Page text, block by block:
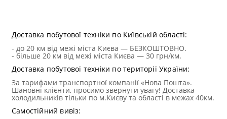
Доставка побутової техніки по Київській області:
- до 20 км від межі міста Києва — БЕЗКОШТОВНО.
- більше 20 км від межі міста Києва — 30 грн/км.
Доставка побутової техніки по території України:
За тарифами транспортної компанії «Нова Пошта».
Шановні клієнти, просимо звернути увагу! Доставка
холодильників тільки по м.Києву та області в межах 40км.
Самостійний вивіз: